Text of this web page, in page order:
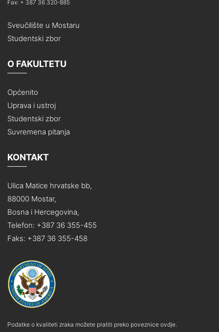
Fax: + 387 36 320-885
Sveučilište u Mostaru
Studentski zbor
O FAKULTETU
Općenito
Uprava i ustroj
Studentski zbor
Suvremena pitanja
KONTAKT
Ulica Matice hrvatske bb,
88000 Mostar,
Bosna i Hercegovina,
Telefon: +387 36 355-455
Faks: +387 36 355-458
Podatke o kvaliteti zraka možete pratiti preko poveznice ovdje.